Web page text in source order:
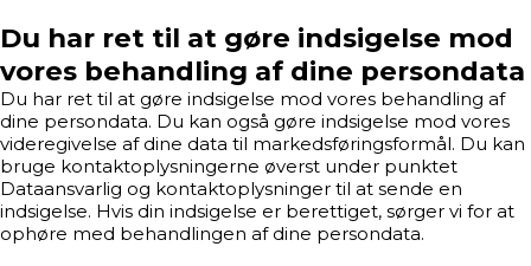
Du har ret til at gøre indsigelse mod
vores behandling af dine persondata
Du har ret til at gøre indsigelse mod vores behandling af
dine persondata. Du kan også gøre indsigelse mod vores
videregivelse af dine data til markedsføringsformål. Du kan
bruge kontaktoplysningerne øverst under punktet
Dataansvarlig og kontaktoplysninger til at sende en
indsigelse. Hvis din indsigelse er berettiget, sørger vi for at
ophøre med behandlingen af dine persondata.